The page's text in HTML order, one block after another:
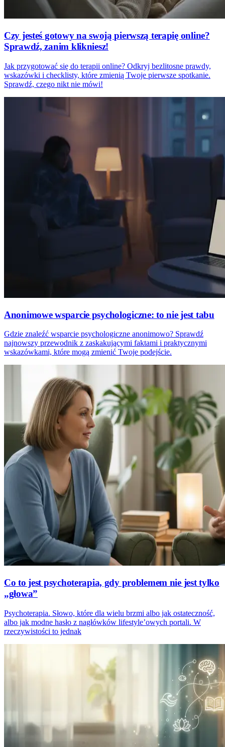
Czy jesteś gotowy na swoją pierwszą terapię online?
Sprawdź, zanim klikniesz!
Jak przygotować się do terapii online? Odkryj bezlitosne prawdy,
wskazówki i checklisty, które zmienią Twoje pierwsze spotkanie.
Sprawdź, czego nikt nie mówi!
Anonimowe wsparcie psychologiczne: to nie jest tabu
Gdzie znaleźć wsparcie psychologiczne anonimowo? Sprawdź
najnowszy przewodnik z zaskakującymi faktami i praktycznymi
wskazówkami, które mogą zmienić Twoje podejście.
Co to jest psychoterapia, gdy problemem nie jest tylko
„głowa”
Psychoterapia. Słowo, które dla wielu brzmi albo jak ostateczność,
albo jak modne hasło z nagłówków lifestyle’owych portali. W
rzeczywistości to jednak